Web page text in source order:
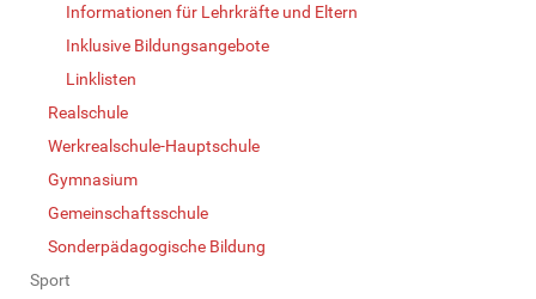
Informationen für Lehrkräfte und Eltern
Inklusive Bildungsangebote
Linklisten
Realschule
Werkrealschule-Hauptschule
Gymnasium
Gemeinschaftsschule
Sonderpädagogische Bildung
Sport